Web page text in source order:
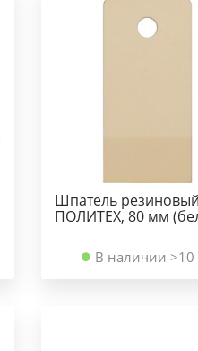
Шпатель
ПОЛИТЕХ, 80 мм
В наличии